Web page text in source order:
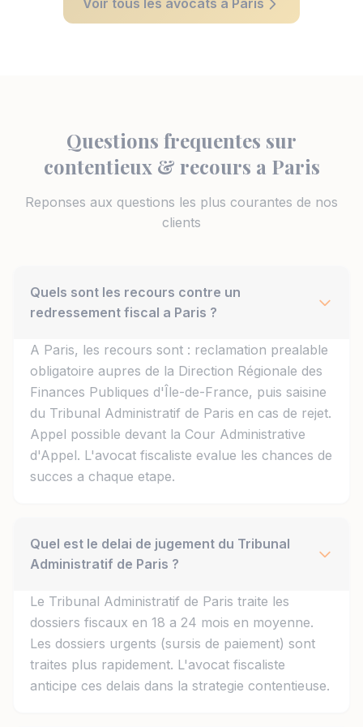
une vision stratégique fondée sur un solide
parcours en entreprise et en cabinet. Son
Voir tous les avocats a Paris
Questions frequentes sur
contentieux & recours a Paris
Reponses aux questions les plus courantes de nos
clients
Quels sont les recours contre un
redressement fiscal a Paris ?
A Paris, les recours sont : reclamation prealable
obligatoire aupres de la Direction Régionale des
Finances Publiques d'Île-de-France, puis saisine
du Tribunal Administratif de Paris en cas de rejet.
Appel possible devant la Cour Administrative
d'Appel. L'avocat fiscaliste evalue les chances de
succes a chaque etape.
Quel est le delai de jugement du Tribunal
Administratif de Paris ?
Le Tribunal Administratif de Paris traite les
dossiers fiscaux en 18 a 24 mois en moyenne.
Les dossiers urgents (sursis de paiement) sont
traites plus rapidement. L'avocat fiscaliste
anticipe ces delais dans la strategie contentieuse.